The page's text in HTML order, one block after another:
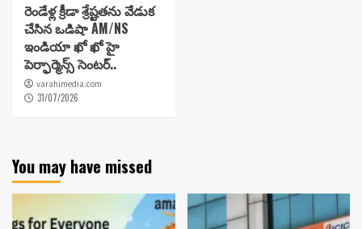
రెండేళ్ల క్రీడా శ్రేష్టతను వేడుక
చేసిన ఒడిషా AM/NS
ఇండియా ఖో ఖో హై
పెర్ఫార్మెన్స్ సెంటర్..
varahimedia.com
31/07/2026
You may have missed